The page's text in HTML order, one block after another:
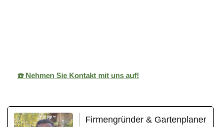
☎️ Nehmen Sie Kontakt mit uns auf!
Firmengründer & Gartenplaner